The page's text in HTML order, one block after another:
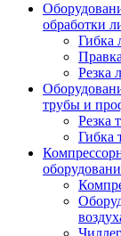
обработки
Гибка
Резка
трубы и
Резка
Гибка